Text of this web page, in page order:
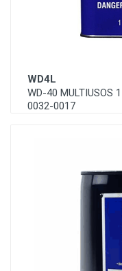
WD4L
WD-40 MULTIUSOS
0032-0017